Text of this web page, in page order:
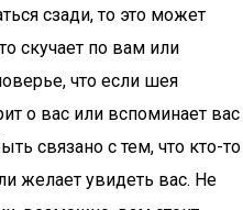
сзади, то это может
скучает по вам или
что если шея
о вас или вспоминает вас
связано с тем, что кто-то
желает увидеть вас. Не